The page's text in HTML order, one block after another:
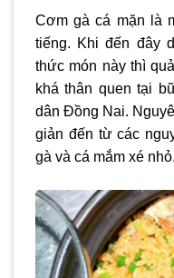
Cơm gà cá mặn là
tiếng. Khi đến đây
thức món này thì
khá thân quen tại
dân Đồng Nai.
giản đến từ các
gà và cá mắm xé nhỏ.